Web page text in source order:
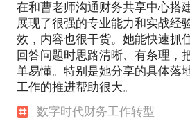
在和曹老师沟通财务共享中心搭
展现了很强的专业能力和实战经
效，内容也很干货。她能快速抓
回答问题时思路清晰、有条理，
单易懂。特别是她分享的具体落
工作的推进帮助很大。
数字时代财务工作转型